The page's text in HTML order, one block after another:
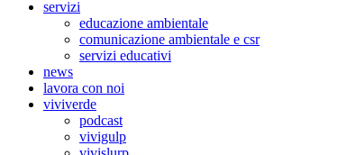
servizi
educazione ambientale
comunicazione ambientale e csr
servizi educativi
news
lavora con noi
viviverde
podcast
vivigulp